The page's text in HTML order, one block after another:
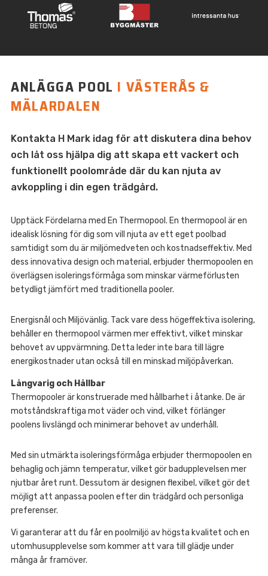
ANLÄGGA POOL I VÄSTERÅS &
MÄLARDALEN
Kontakta H Mark idag för att diskutera dina behov
och låt oss hjälpa dig att skapa ett vackert och
funktionellt poolområde där du kan njuta av
avkoppling i din egen trädgård.
Upptäck Fördelarna med En Thermopool. En thermopool är en
idealisk lösning för dig som vill njuta av ett eget poolbad
samtidigt som du är miljömedveten och kostnadseffektiv. Med
dess innovativa design och material, erbjuder thermopoolen en
överlägsen isoleringsförmåga som minskar värmeförlusten
betydligt jämfört med traditionella pooler.
Energisnål och Miljövänlig. Tack vare dess högeffektiva isolering,
behåller en thermopool värmen mer effektivt, vilket minskar
behovet av uppvärmning. Detta leder inte bara till lägre
energikostnader utan också till en minskad miljöpåverkan.
Långvarig och Hållbar
Thermopooler är konstruerade med hållbarhet i åtanke. De är
motståndskraftiga mot väder och vind, vilket förlänger
poolens livslängd och minimerar behovet av underhåll.
Med sin utmärkta isoleringsförmåga erbjuder thermopoolen en
behaglig och jämn temperatur, vilket gör badupplevelsen mer
njutbar året runt. Dessutom är designen flexibel, vilket gör det
möjligt att anpassa poolen efter din trädgård och personliga
preferenser.
Vi garanterar att du får en poolmiljö av högsta kvalitet och en
utomhusupplevelse som kommer att vara till glädje under
många år framöver.